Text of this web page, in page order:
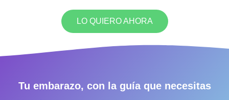
LO QUIERO AHORA
Tu embarazo, con la guía que necesitas